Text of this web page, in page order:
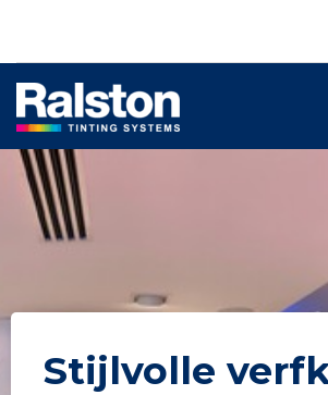
Stijlvolle